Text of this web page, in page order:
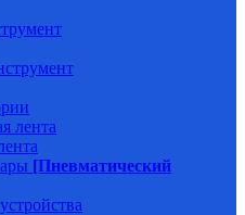
лента
[Пневматический